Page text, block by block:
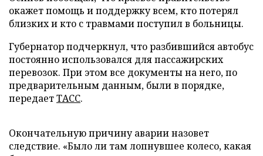
окажет помощь и поддержку всем, кто потерял
близких и кто с травмами поступил в больницы.
Губернатор подчеркнул, что разбившийся автобус
постоянно использовался для пассажирских
перевозок. При этом все документы на него, по
предварительным данным, были в порядке,
передаетТАСС.
Окончательную причину аварии назовет
следствие. «Было ли там лопнувшее колесо, какая